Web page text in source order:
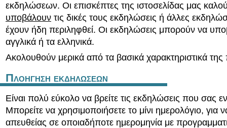
εκδηλώσεων. Οι επισκέπτες της ιστοσελίδας μας
υποβάλουν τις δικές τους εκδηλώσεις ή άλλες
έχουν ήδη περιληφθεί. Οι εκδηλώσεις μπορούν να
αγγλικά ή τα ελληνικά.
Ακολουθούν μερικά από τα βασικά χαρακτηριστικά
Πλοηγηση εκδηλωσεων
Είναι πολύ εύκολο να βρείτε τις εκδηλώσεις που σας
Μπορείτε να χρησιμοποιήσετε το μίνι ημερολόγιο, για
απευθείας σε οποιαδήποτε ημερομηνία με